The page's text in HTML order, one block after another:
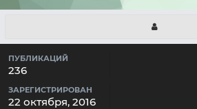
ПУБЛИКАЦИЙ
236
ЗАРЕГИСТРИРОВАН
22 октября, 2016